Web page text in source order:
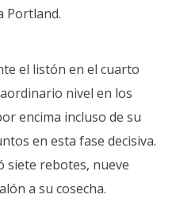
Portland.
el listón en el cuarto
nivel en los
encima incluso de su
en esta fase decisiva.
siete rebotes, nueve
a su cosecha.